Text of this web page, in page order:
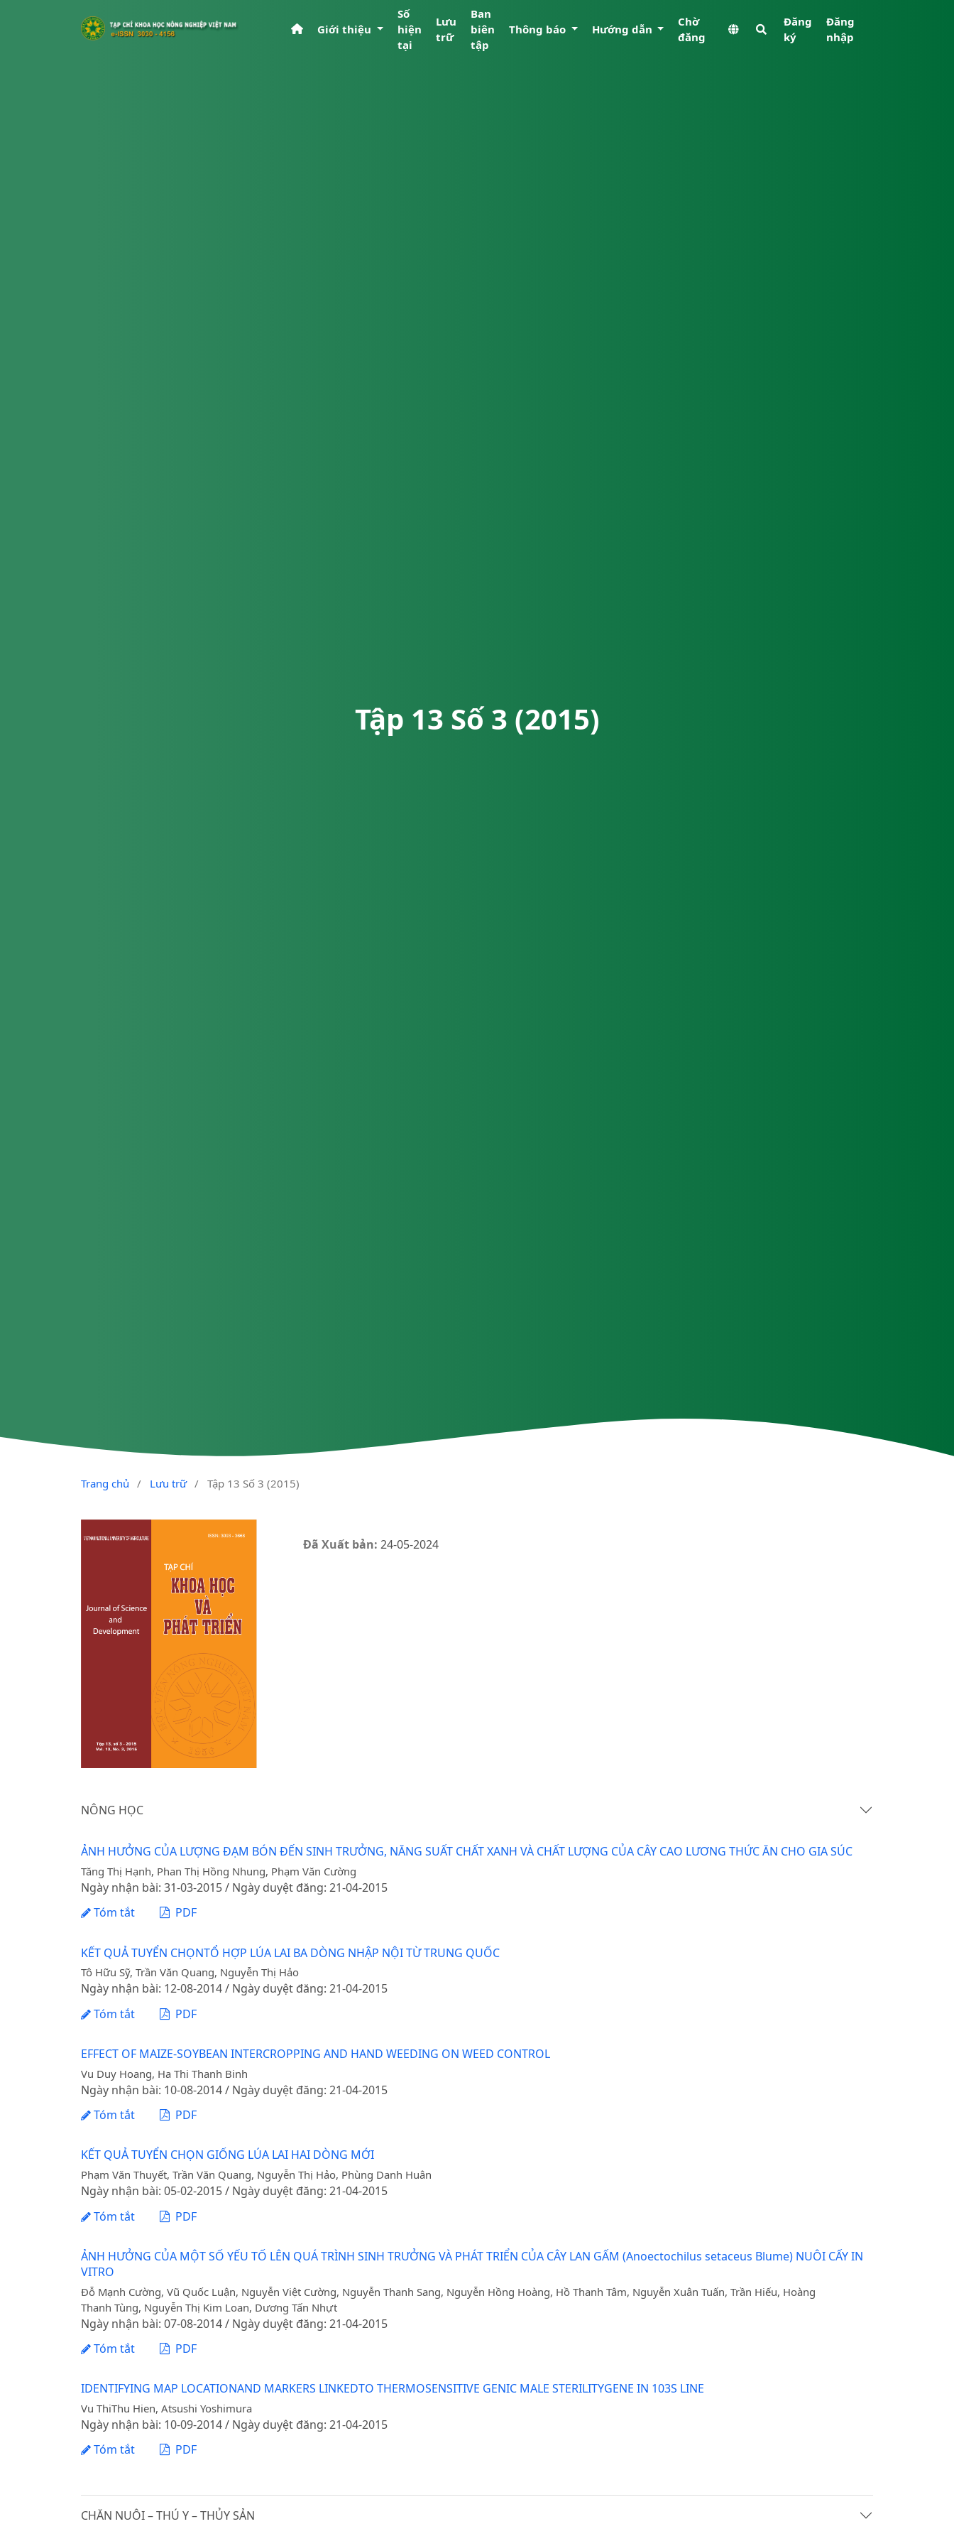
Giới thiệu
Số
hiện
tại
Lưu
trữ
Ban
biên
tập
Thông báo Hướng dẫn
Chờ
đăng
Đăng
ký
Đăng
nhập
Tập 13 Số 3 (2015)
Trang chủ / Lưu trữ / Tập 13 Số 3 (2015)
Đã Xuất bản:24-05-2024
NÔNG HỌC
ẢNH HƯỞNG CỦA LƯỢNG ĐẠM BÓN ĐẾN SINH TRƯỞNG, NĂNG SUẤT CHẤT XANH VÀ CHẤT LƯỢNG CỦA CÂY CAO LƯƠNG THỨC ĂN CHO GIA SÚC
Tăng Thị Hạnh, Phan Thị Hồng Nhung, Phạm Văn Cường
Ngày nhận bài: 31-03-2015 / Ngày duyệt đăng: 21-04-2015
Tóm tắt
PDF
KẾT QUẢ TUYỂN CHỌNTỔ HỢP LÚA LAI BA DÒNG NHẬP NỘI TỪ TRUNG QUỐC
Tô Hữu Sỹ, Trần Văn Quang, Nguyễn Thị Hảo
Ngày nhận bài: 12-08-2014 / Ngày duyệt đăng: 21-04-2015
Tóm tắt
PDF
EFFECT OF MAIZE-SOYBEAN INTERCROPPING AND HAND WEEDING ON WEED CONTROL
Vu Duy Hoang, Ha Thi Thanh Binh
Ngày nhận bài: 10-08-2014 / Ngày duyệt đăng: 21-04-2015
Tóm tắt
PDF
KẾT QUẢ TUYỂN CHỌN GIỐNG LÚA LAI HAI DÒNG MỚI
Phạm Văn Thuyết, Trần Văn Quang, Nguyễn Thị Hảo, Phùng Danh Huân
Ngày nhận bài: 05-02-2015 / Ngày duyệt đăng: 21-04-2015
Tóm tắt
PDF
ẢNH HƯỞNG CỦA MỘT SỐ YẾU TỐ LÊN QUÁ TRÌNH SINH TRƯỞNG VÀ PHÁT TRIỂN CỦA CÂY LAN GẤM (Anoectochilus setaceus Blume) NUÔI CẤY IN
VITRO
Đỗ Mạnh Cường, Vũ Quốc Luận, Nguyễn Việt Cường, Nguyễn Thanh Sang, Nguyễn Hồng Hoàng, Hồ Thanh Tâm, Nguyễn Xuân Tuấn, Trần Hiếu, Hoàng
Thanh Tùng, Nguyễn Thị Kim Loan, Dương Tấn Nhựt
Ngày nhận bài: 07-08-2014 / Ngày duyệt đăng: 21-04-2015
Tóm tắt
PDF
IDENTIFYING MAP LOCATIONAND MARKERS LINKEDTO THERMOSENSITIVE GENIC MALE STERILITYGENE IN 103S LINE
Vu ThiThu Hien, Atsushi Yoshimura
Ngày nhận bài: 10-09-2014 / Ngày duyệt đăng: 21-04-2015
Tóm tắt
PDF
CHĂN NUÔI – THÚ Y – THỦY SẢN